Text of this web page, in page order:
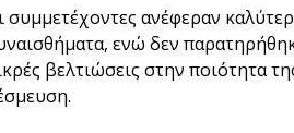
συμμετέχοντες ανέφεραν
ενώ δεν
βελτιώσεις στην ποιότητα